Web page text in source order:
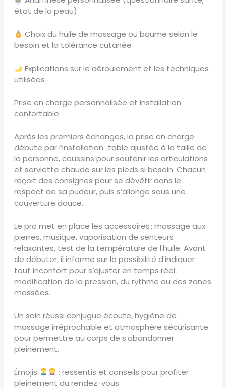
état de la peau)
Choix du huile de massage ou baume selon le
besoin et la tolérance cutanée
Explications sur le déroulement et les techniques
utilisées
Prise en charge personnalisée et installation
confortable
Après les premiers échanges, la prise en charge
débute par l’installation : table ajustée à la taille de
la personne, coussins pour soutenir les articulations
et serviette chaude sur les pieds si besoin. Chacun
reçoit des consignes pour se dévêtir dans le
respect de sa pudeur, puis s’allonge sous une
couverture douce.
Le pro met en place les accessoires : massage aux
pierres, musique, vaporisation de senteurs
relaxantes, test de la température de l’huile. Avant
de débuter, il informe sur la possibilité d’indiquer
tout inconfort pour s’ajuster en temps réel :
modification de la pression, du rythme ou des zones
massées.
Un soin réussi conjugue écoute, hygiène de
massage irréprochable et atmosphère sécurisante
pour permettre au corps de s’abandonner
pleinement.
Émojis
: ressentis et conseils pour profiter
pleinement du rendez-vous